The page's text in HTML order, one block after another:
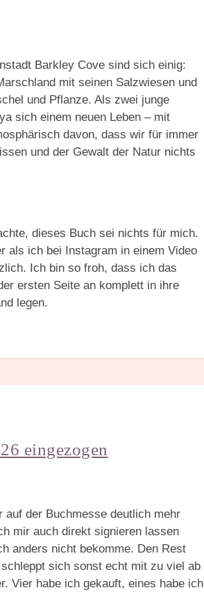
Barkley Cove sind sich einig:
mit seinen Salzwiesen und
und Pflanze. Als zwei junge
sich einem neuen Leben – mit
davon, dass wir für immer
und der Gewalt der Natur nichts
dieses Buch sei nichts für mich.
als ich bei Instagram in einem Video
Ich bin so froh, dass ich das
ersten Seite an komplett in ihre
legen.
eingezogen
der Buchmesse deutlich mehr
mir auch direkt signieren lassen
anders nicht bekomme. Den Rest
sich sonst echt mit zu viel ab
Vier habe ich gekauft, eines habe ich